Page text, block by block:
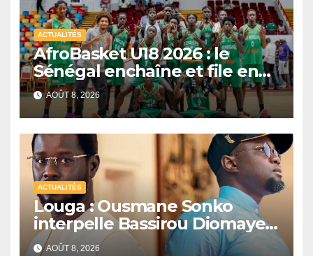
ACTUALITÉS
AfroBasket U18 2026 : le
Sénégal enchaîne et file en
quarts de finale
AOÛT 8, 2026
ACTUALITÉS
Louga : Ousmane Sonko
interpelle Bassirou Diomaye
Faye sur la date des élections
AOÛT 8, 2026